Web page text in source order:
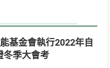
基金會執行2022年自
冬季大會考